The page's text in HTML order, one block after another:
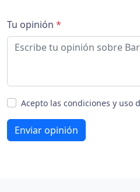
Tu opinión *
Acepto las condiciones y uso
Enviar opinión